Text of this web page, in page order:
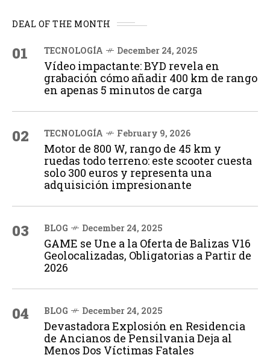
DEAL OF THE MONTH
01 TECNOLOGÍA December 24, 2025
Vídeo impactante: BYD revela en
grabación cómo añadir 400 km de rango
en apenas 5 minutos de carga
02 TECNOLOGÍA February 9, 2026
Motor de 800 W, rango de 45 km y
ruedas todo terreno: este scooter cuesta
solo 300 euros y representa una
adquisición impresionante
03 BLOG December 24, 2025
GAME se Une a la Oferta de Balizas V16
Geolocalizadas, Obligatorias a Partir de
2026
04 BLOG December 24, 2025
Devastadora Explosión en Residencia
de Ancianos de Pensilvania Deja al
Menos Dos Víctimas Fatales